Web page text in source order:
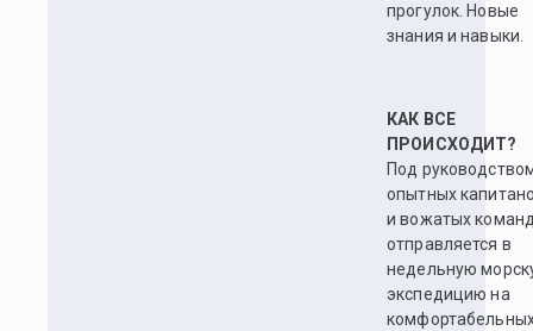
прогулок. Новые
знания и навыки.
КАК ВСЕ
ПРОИСХОДИТ?
Под
опытных
и вожатых
отправляется в
недельную
экспедицию на